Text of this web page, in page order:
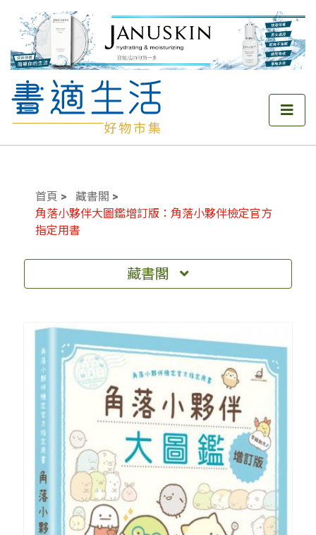
首頁
藏書閣
角落小夥伴大圖鑑增訂版：角落小夥伴檢定官方
指定用書
藏書閣